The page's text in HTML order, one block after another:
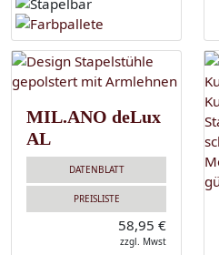
MIL.ANO deLux
AL
DATENBLATT
PREISLISTE
58,95 €
zzgl. Mwst